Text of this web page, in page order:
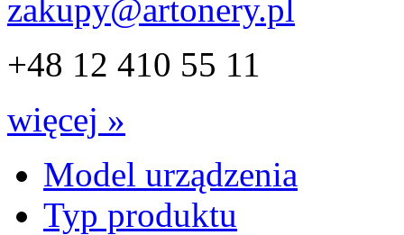
zakupy@artonery.pl
+48 12 410 55 11
więcej »
Model urządzenia
Typ produktu